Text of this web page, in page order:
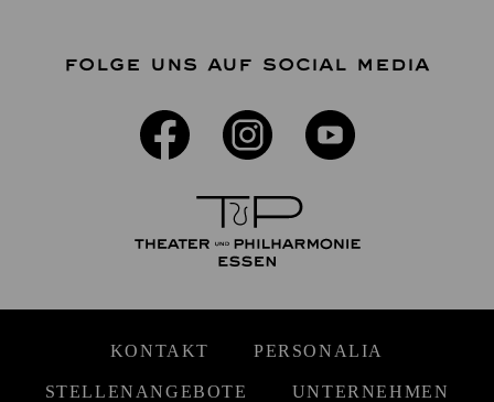
FOLGE UNS AUF SOCIAL MEDIA
KONTAKT PERSONALIA
STELLENANGEBOTE UNTERNEHMEN